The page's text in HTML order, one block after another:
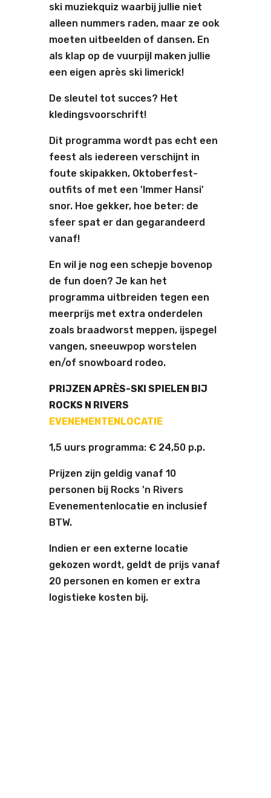
ski muziekquiz waarbij jullie niet
alleen nummers raden, maar ze ook
moeten uitbeelden of dansen. En
als klap op de vuurpijl maken jullie
een eigen après ski limerick!
De sleutel tot succes? Het
kledingsvoorschrift!
Dit programma wordt pas echt een
feest als iedereen verschijnt in
foute skipakken, Oktoberfest-
outfits of met een 'Immer Hansi'
snor. Hoe gekker, hoe beter: de
sfeer spat er dan gegarandeerd
vanaf!
En wil je nog een schepje bovenop
de fun doen? Je kan het
programma uitbreiden tegen een
meerprijs met extra onderdelen
zoals braadworst meppen, ijspegel
vangen, sneeuwpop worstelen
en/of snowboard rodeo.
PRIJZEN APRÈS-SKI SPIELEN BIJ
ROCKS N RIVERS
EVENEMENTENLOCATIE
1,5 uurs programma: € 24,50 p.p.
Prijzen zijn geldig vanaf 10
personen bij Rocks 'n Rivers
Evenementenlocatie en inclusief
BTW.
Indien er een externe locatie
gekozen wordt, geldt de prijs vanaf
20 personen en komen er extra
logistieke kosten bij.